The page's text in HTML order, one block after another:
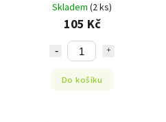
Skladem (2 ks)
105 Kč
Do košíku